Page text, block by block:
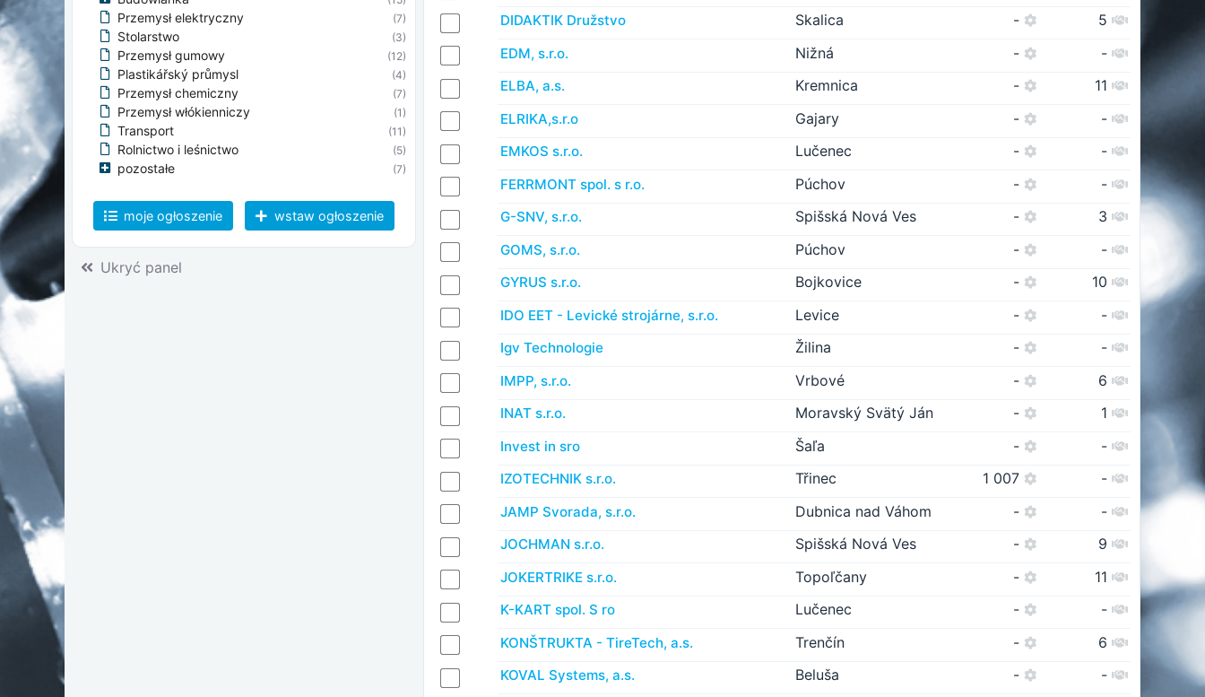
Przemysł elektryczny (7)
Stolarstwo (3)
Przemysł gumowy (12)
Plastikářský průmysl (4)
Przemysł chemiczny (7)
Przemysł włókienniczy (1)
Transport (11)
Rolnictwo i leśnictwo (5)
pozostałe (7)
moje ogłoszenie wstaw ogłoszenie
Ukryć panel
DIDAKTIK Družstvo Skalica - 5
EDM, s.r.o. Nižná - -
ELBA, a.s. Kremnica - 11
ELRIKA,s.r.o Gajary - -
EMKOS s.r.o. Lučenec - -
FERRMONT spol. s r.o. Púchov - -
G-SNV, s.r.o. Spišská Nová Ves - 3
GOMS, s.r.o. Púchov - -
GYRUS s.r.o. Bojkovice - 10
IDO EET - Levické strojárne, s.r.o. Levice - -
Igv Technologie Žilina - -
IMPP, s.r.o. Vrbové - 6
INAT s.r.o. Moravský Svätý Ján - 1
Invest in sro Šaľa - -
IZOTECHNIK s.r.o. Třinec 1 007 -
JAMP Svorada, s.r.o. Dubnica nad Váhom - -
JOCHMAN s.r.o. Spišská Nová Ves - 9
JOKERTRIKE s.r.o. Topoľčany - 11
K-KART spol. S ro Lučenec - -
KONŠTRUKTA - TireTech, a.s. Trenčín - 6
KOVAL Systems, a.s. Beluša - -